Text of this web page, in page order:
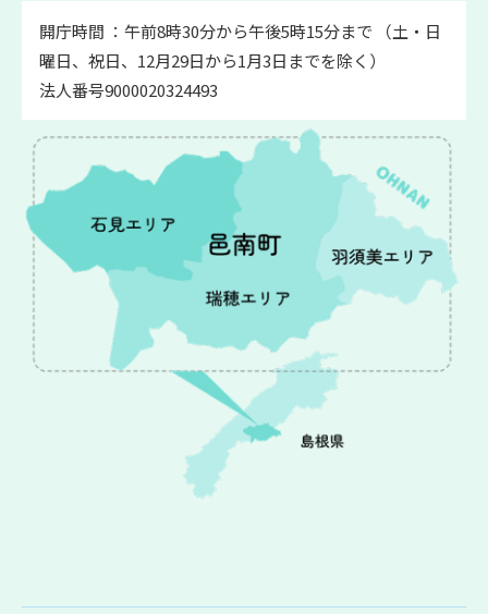
開庁時間 ：午前8時30分から午後5時15分まで （土・日
曜日、祝日、12月29日から1月3日までを除く）
法人番号9000020324493